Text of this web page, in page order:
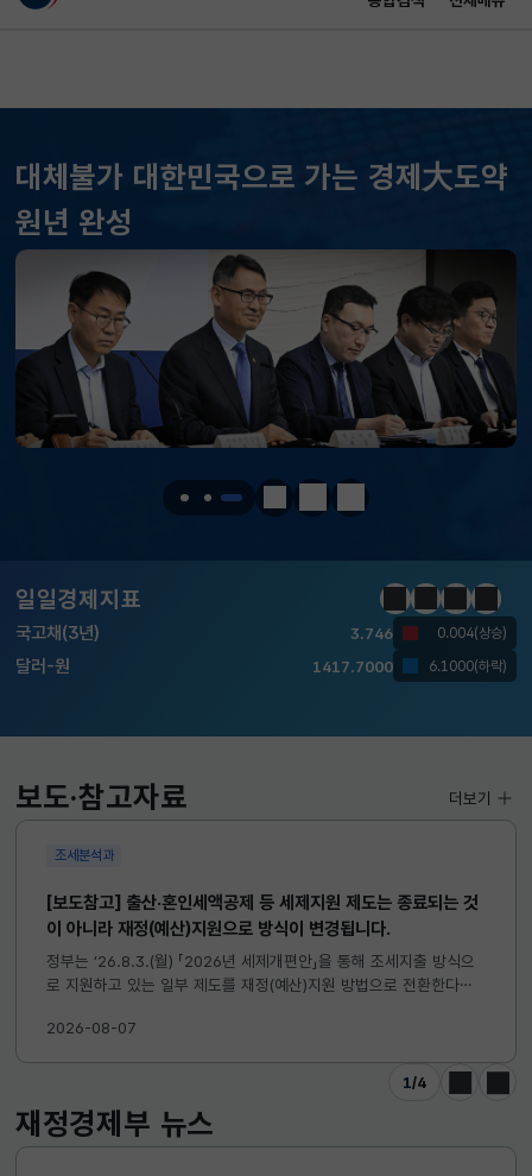
대체불가 대한민국으로 가는 경제大도약
원년 완성
정지 이전 다음
일일경제지표
KOSPI 6258.77 37.61(하락)
KOSDAQ 798.81 2.86(하락)
국고채(3년) 3.746 0.004(상승)
달러-원 1417.7000 6.1000(하락)
국고채(3년) 3.746 0.004(상승)
달러-원 1417.7000 6.1000(하락)
KOSPI
국고채(3년)
정지이전다음일일경
보도·참고자료
조세분석과
[보도참고] 출산·혼인세액공제 등 세제지원 제도는 종료되는 것
이 아니라 재정(예산)지원으로 방식이 변경됩니다.
정부는 ’26.8.3.(월) 「2026년 세제개편안」을 통해 조세지출 방식으
로 지원하고 있는 일부 제도를 재정(예산)지원 방법으로 전환한다고
2026-08-07
1/4
이전 다음
더보기
재정경제부 뉴스